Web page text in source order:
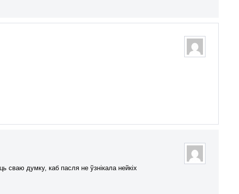
думку, каб пасля не ўзнікала нейкіх